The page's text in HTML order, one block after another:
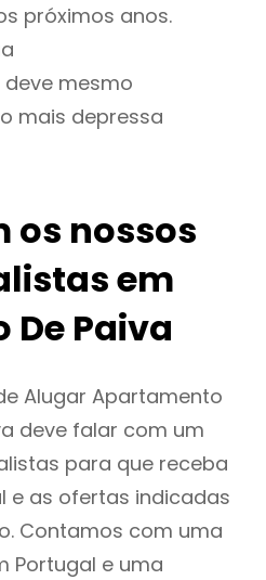
próximos anos.
deve mesmo
mais depressa
os nossos
em
De Paiva
Alugar Apartamento
deve falar com um
para que receba
e as ofertas indicadas
Contamos com uma
Portugal e uma